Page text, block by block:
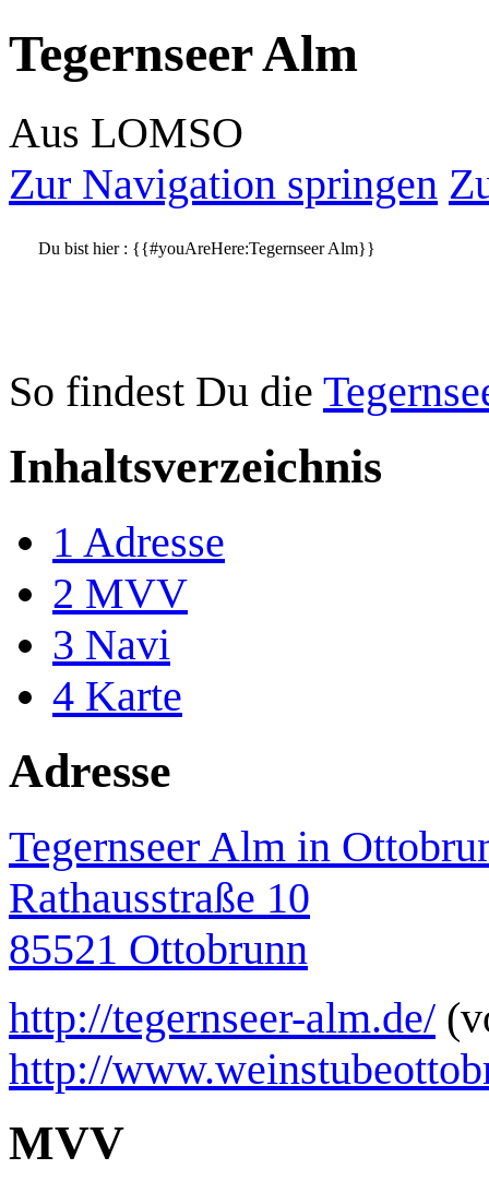
Tegernseer Alm
Aus LOMSO
Zur Navigation springen
Du bist hier : {{#youAreHere:Tegernseer Alm}}
So findest Du die
Inhaltsverzeichnis
1 Adresse
2 MVV
3 Navi
4 Karte
Adresse
Tegernseer Alm in
Rathausstraße 10
85521 Ottobrunn
http://tegernseer-alm.de/
http://
MVV